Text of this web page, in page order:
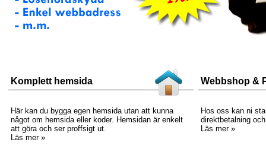
Komplett hemsida Webbshop &
Här kan du bygga egen hemsida utan att kunna
något om hemsida eller koder. Hemsidan är enkelt
att göra och ser proffsigt ut.
Läs mer »
Hos oss kan ni
direktbetalning
Läs mer »